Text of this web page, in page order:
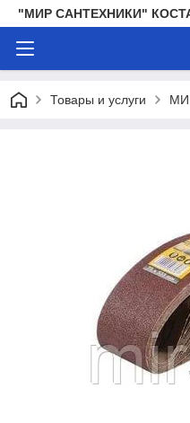
"МИР САНТЕХНИКИ"
Товары и услуги